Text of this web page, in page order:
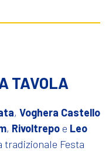
TAVOLA
, Voghera Castello
, Rivoltrepo e Leo
tradizionale Festa